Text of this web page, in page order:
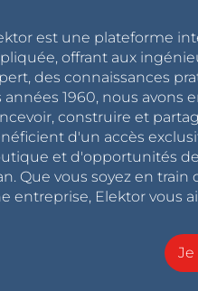
est une plateforme
offrant aux
des connaissances
années 1960, nous
construire et
d'un accès
et d'opportunités
Que vous soyez en
entreprise, Elektor vous